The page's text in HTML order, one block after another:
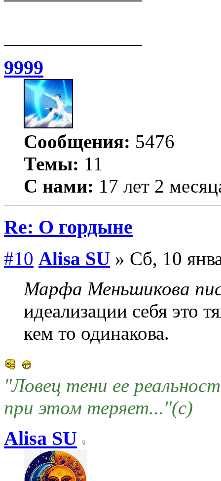
9999
Сообщения: 5476
Темы: 11
С нами: 17 лет 2
Re: О гордыне
#10 Alisa SU » Сб, 10
Марфа Меньшикова
идеализации себя это
кем то одинакова.
"Ловец тени ее
при этом теряет..."(c)
Alisa SU